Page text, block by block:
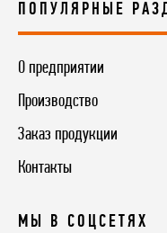
ПОПУЛЯРНЫЕ
О предприятии
Производство
Заказ продукции
Контакты
МЫ В СОЦСЕТЯХ